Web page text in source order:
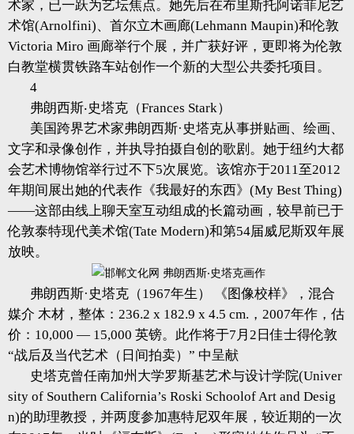
术家，已一跃为艺坛焦点。她先后在布里斯托阿诺菲尼艺
术馆(Arnolfini)、首尔立木画廊(Lehmann Maupin)和伦敦
Victoria Miro 画廊举行个展，并广获好评，更即将为伦敦
白教堂横贯铁路车站创作一个新的大型公共委托项目。
4
弗朗西斯‧史塔克（Frances Stark）
美国跨界艺术家弗朗西斯·史塔克从事拼贴画、绘画、
文字和录像创作，并执导拍摄自创的歌剧。她于纽约大都
会艺术博物馆举行过不下5次展览。该馆亦于2011至2012
年期间展出她的代表作《我最好的东西》(My Best Thing)
——这部由线上聊天室互动组成的长篇动画，较早前已于
伦敦泰特现代美术馆(Tate Modern)和第54届威尼斯双年展
放映。
弗朗西斯·史塔克（1967年生） 《图像校样》，混合
媒介 木材，整体：236.2 x 182.9 x 4.5 cm.，2007年作，估
价：10,000 — 15,000 英镑。此作将于7月2日佳士得伦敦
“战后及当代艺术（日间拍卖）” 中呈献
史塔克曾任南加州大学罗斯基艺术与设计学院(Univer
sity of Southern California’s Roski Schoolof Art and Desig
n)的助理教授，并两度参加惠特尼双年展，较近期的一次